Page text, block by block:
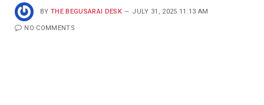
BY THE BEGUSARAI DESK JULY 31, 2025 11:13 AM
NO COMMENTS